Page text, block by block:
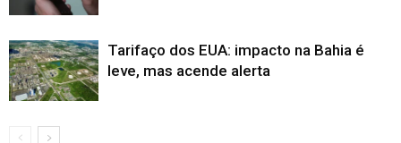
Tarifaço dos EUA: impacto na Bahia é
leve, mas acende alerta